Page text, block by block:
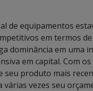
de equipamentos
em termos
dominância em uma
em capital. Com
seu produto mais
várias vezes seu